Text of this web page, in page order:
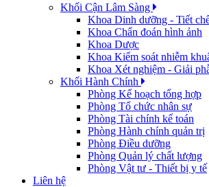
Khối Cận Lâm Sàng
Khoa Dinh dưỡng - Tiết
Khoa Chẩn đoán hình ảnh
Khoa Dược
Khoa Kiểm soát nhiễm
Khoa Xét nghiệm - Giải
Khối Hành Chính
Phòng Kế hoạch tổng hợp
Phòng Tổ chức nhân sự
Phòng Tài chính kế toán
Phòng Hành chính quản trị
Phòng Điều dưỡng
Phòng Quản lý chất lượng
Phòng Vật tư - Thiết bị y tế
Liên hệ